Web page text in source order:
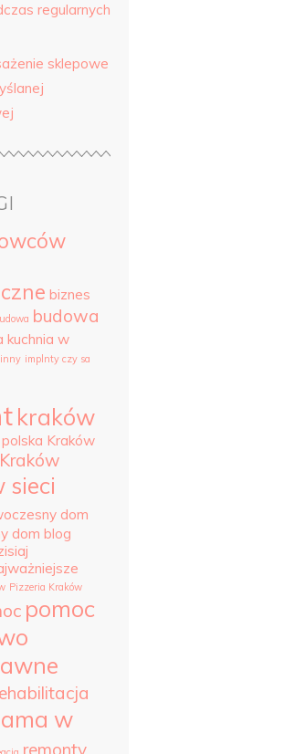
regularnych
sklepowe
biznes
budowa
kuchnia w
implnty czy sa
kraków
Kraków
sieci
dom
dom blog
Pizzeria Kraków
pomoc
w
remonty